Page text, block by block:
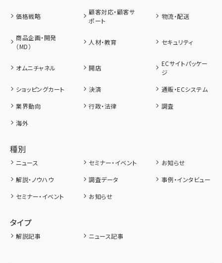
価格戦略
顧客対応・顧客サ
ポート
物流・配送
商品企画・開発
（MD）
人材・教育 セキュリティ
オムニチャネル 開店
ECサイトパッケー
ジ
ショッピングカート
決済
通販・ECシステム
業界動向
行政・法律
調査
海外
種別
ニュース セミナー・イベント
お知らせ
解説・ノウハウ
調査データ
事例・インタビュー
セミナー・イベント
お知らせ
タイプ
解説記事 ニュース記事